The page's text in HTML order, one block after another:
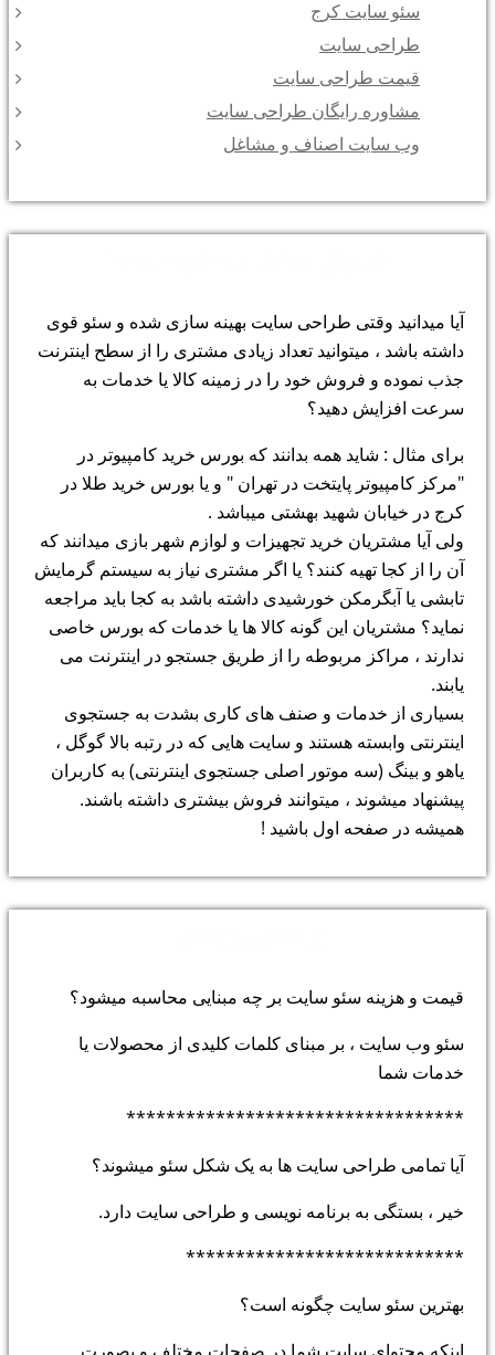
سئو سایت کرج
طراحی سایت
قیمت طراحی سایت
مشاوره رایگان طراحی سایت
وب سایت اصناف و مشاغل
آیا میدانید وقتی طراحی سایت بهینه سازی شده و سئو قوی
داشته باشد ، میتوانید تعداد زیادی مشتری را از سطح اینترنت
جذب نموده و فروش خود را در زمینه کالا یا خدمات به
سرعت افزایش دهید؟
برای مثال : شاید همه بدانند که بورس خرید کامپیوتر در
"مرکز کامپیوتر پایتخت در تهران " و یا بورس خرید طلا در
کرج در خیابان شهید بهشتی میباشد .
ولی آیا مشتریان خرید تجهیزات و لوازم شهر بازی میدانند که
آن را از کجا تهیه کنند؟ یا اگر مشتری نیاز به سیستم گرمایش
تابشی یا آبگرمکن خورشیدی داشته باشد به کجا باید مراجعه
نماید؟ مشتریان این گونه کالا ها یا خدمات که بورس خاصی
ندارند ، مراکز مربوطه را از طریق جستجو در اینترنت می
یابند.
بسیاری از خدمات و صنف های کاری بشدت به جستجوی
اینترنتی وابسته هستند و سایت هایی که در رتبه بالا گوگل ،
یاهو و بینگ (سه موتور اصلی جستجوی اینترنتی) به کاربران
پیشنهاد میشوند ، میتوانند فروش بیشتری داشته باشند.
همیشه در صفحه اول باشید !
قیمت و هزینه سئو سایت بر چه مبنایی محاسبه میشود؟
سئو وب سایت ، بر مبنای کلمات کلیدی از محصولات یا
خدمات شما
**********************************
آیا تمامی طراحی سایت ها به یک شکل سئو میشوند؟
خیر ، بستگی به برنامه نویسی و طراحی سایت دارد.
****************************
بهترین سئو سایت چگونه است؟